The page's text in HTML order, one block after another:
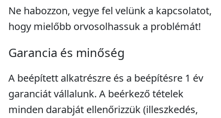
Ne habozzon, vegye fel velünk a kapcsolatot,
hogy mielőbb orvosolhassuk a problémát!
Garancia és minőség
A beépített alkatrészre és a beépítésre 1 év
garanciát vállalunk. A beérkező tételek
minden darabját ellenőrizzük (illeszkedés,